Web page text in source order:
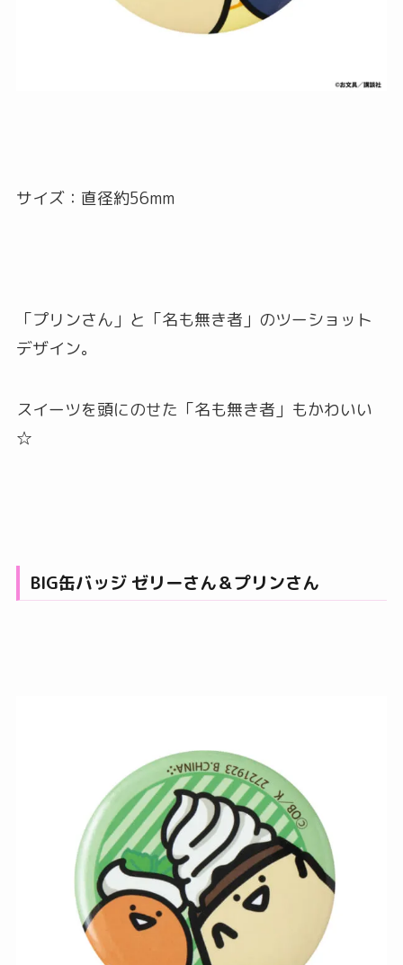
サイズ：直径約56mm
「プリンさん」と「名も無き者」のツーショット
デザイン。
スイーツを頭にのせた「名も無き者」もかわいい
☆
BIG缶バッジ ゼリーさん＆プリンさん